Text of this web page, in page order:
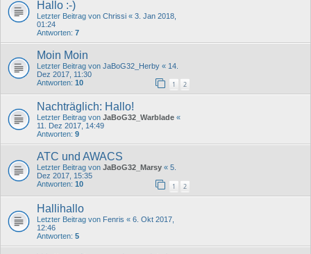
Hallo :-)
Letzter Beitrag von Chrissi « 3. Jan 2018,
01:24
Antworten: 7
Moin Moin
Letzter Beitrag von JaBoG32_Herby « 14.
Dez 2017, 11:30
Antworten: 10 1 2
Nachträglich: Hallo!
Letzter Beitrag von JaBoG32_Warblade «
11. Dez 2017, 14:49
Antworten: 9
ATC und AWACS
Letzter Beitrag von JaBoG32_Marsy « 5.
Dez 2017, 15:35
Antworten: 10 1 2
Hallihallo
Letzter Beitrag von Fenris « 6. Okt 2017,
12:46
Antworten: 5